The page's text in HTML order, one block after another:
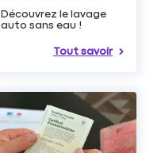
Découvrez le lavage
auto sans eau !
Tout savoir